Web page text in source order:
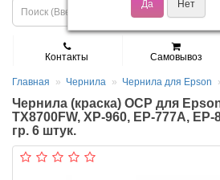
Контакты Самовывоз
Главная Чернила Чернила для Epson
Чернила (краска) OCP для
TX8700FW, XP-960, EP-777A, EP-
гр. 6 штук.